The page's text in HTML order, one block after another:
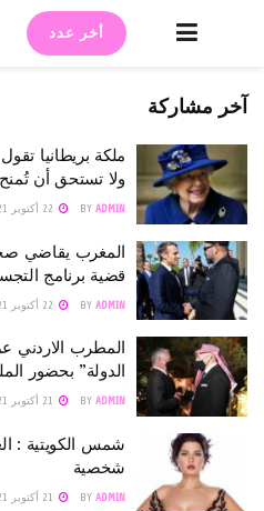
أخر عدد
آخر مشاركة
ملكة بريطانيا
ولا تستحق أن
BYADMIN
المغرب يقاضي
قضية برنامج
BYADMIN
المطرب الاردني
الدولة” بحضور
BYADMIN
شمس الكويتية :
شخصية
BYADMIN